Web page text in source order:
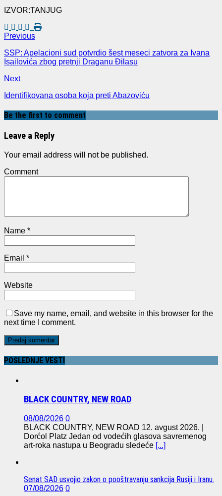
IZVOR:TANJUG
Previous
SSP: Apelacioni sud potvrdio šest meseci zatvora za Ivana
Isailovića zbog pretnji Draganu Đilasu
Next
Identifikovana osoba koja preti Abazoviću
Be the first to comment
Leave a Reply
Your email address will not be published.
Comment
Name *
Email *
Website
Save my name, email, and website in this browser for the
next time I comment.
POSLEDNJE VESTI
BLACK COUNTRY, NEW ROAD
08/08/2026 0
BLACK COUNTRY, NEW ROAD 12. avgust 2026. |
Dorćol Platz Jedan od vodećih glasova savremenog
art-roka nastupa u Beogradu sledeće [...]
Senat SAD usvojio zakon o pooštravanju sankcija Rusiji i Iranu.
07/08/2026 0